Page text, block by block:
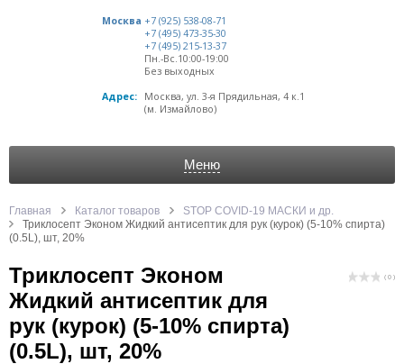
Москва +7 (925) 538-08-71
+7 (495) 473-35-30
+7 (495) 215-13-37
Пн.-Вс.10:00-19:00
Без выходных
Адрес:
Москва, ул. 3-я Прядильная, 4 к.1
(м. Измайлово)
Меню
Главная Каталог товаров
STOP COVID-19 МАСКИ и др.
Триклосепт Эконом Жидкий антисептик для рук (курок) (5-10% спирта)
(0.5L), шт, 20%
Триклосепт Эконом
Жидкий антисептик для
рук (курок) (5-10% спирта)
(0.5L), шт, 20%
( 0 )